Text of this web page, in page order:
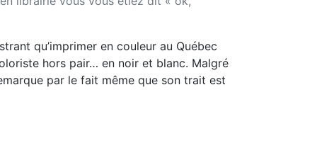
qu’imprimer en couleur au Québec
hors pair… en noir et blanc. Malgré
par le fait même que son trait est